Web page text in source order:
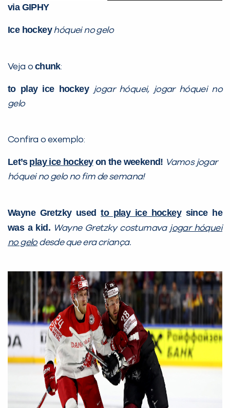
via GIPHY
Ice hockeyhóquei no gelo
Veja o chunk:
to play ice hockey jogar hóquei, jogar hóquei no
gelo
Confira o exemplo:
Let’s play ice hockeyon the weekend! Vamos jogar
hóquei no gelo no fim de semana!
Wayne Gretzky usedto play ice hockeysince he
was a kid. Wayne Gretzky costumava jogar hóquei
no gelodesde que era criança.